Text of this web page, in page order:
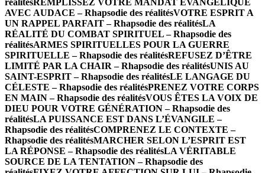
réalitésREMPLISSEZ VOTRE MANDAT ÉVANGÉLIQUE
AVEC AUDACE – Rhapsodie des réalitésVOTRE ESPRIT A
UN RAPPEL PARFAIT – Rhapsodie des réalitésLA
RÉALITÉ DU COMBAT SPIRITUEL – Rhapsodie des
réalitésARMES SPIRITUELLES POUR LA GUERRE
SPIRITUELLE – Rhapsodie des réalitésREFUSEZ D’ÊTRE
LIMITÉ PAR LA CHAIR – Rhapsodie des réalitésUNIS AU
SAINT-ESPRIT – Rhapsodie des réalitésLE LANGAGE DU
CÉLESTE – Rhapsodie des réalitésPRENEZ VOTRE CORPS
EN MAIN – Rhapsodie des réalitésVOUS ÊTES LA VOIX DE
DIEU POUR VOTRE GÉNÉRATION – Rhapsodie des
réalitésLA PUISSANCE EST DANS L’ÉVANGILE –
Rhapsodie des réalitésCOMPRENEZ LE CONTEXTE –
Rhapsodie des réalitésMARCHER SELON L’ESPRIT EST
LA RÉPONSE – Rhapsodie des réalitésLA VÉRITABLE
SOURCE DE LA TENTATION – Rhapsodie des